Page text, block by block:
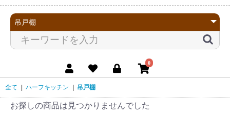
0
全て ハーフキッチン 吊戸棚
お探しの商品は見つかりませんでした